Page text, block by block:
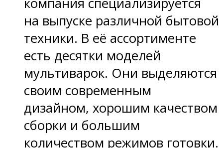
на выпуске различной бытовой
техники. В её ассортименте
есть десятки моделей
мультиварок. Они выделяются
своим современным
дизайном, хорошим качеством
сборки и большим
количеством режимов готовки.